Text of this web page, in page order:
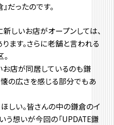
だったのです。
しいお店がオープンしては、
ます。さらに老舗と言われる
店が同居しているのも鎌
の広さを感じる部分でもあ
しい。皆さんの中の鎌倉のイ
う想いが今回の「UPDATE鎌